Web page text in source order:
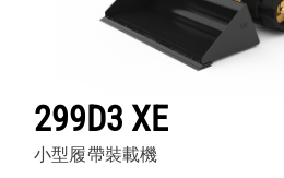
299D3 XE
小型履帶裝載機